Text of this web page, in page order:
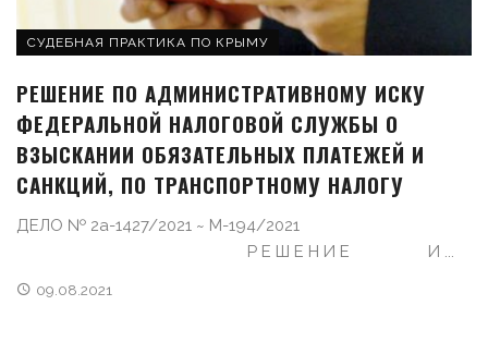
СУДЕБНАЯ ПРАКТИКА ПО КРЫМУ
РЕШЕНИЕ ПО АДМИНИСТРАТИВНОМУ ИСКУ
ФЕДЕРАЛЬНОЙ НАЛОГОВОЙ СЛУЖБЫ О
ВЗЫСКАНИИ ОБЯЗАТЕЛЬНЫХ ПЛАТЕЖЕЙ И
САНКЦИЙ, ПО ТРАНСПОРТНОМУ НАЛОГУ
ДЕЛО № 2а-1427/2021 ~ М-194/2021
Р Е Ш Е Н И Е И ...
09.08.2021